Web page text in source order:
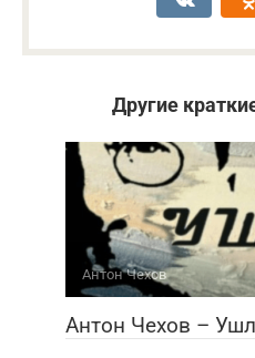
Другие
Антон Чехов
Антон Чехов –